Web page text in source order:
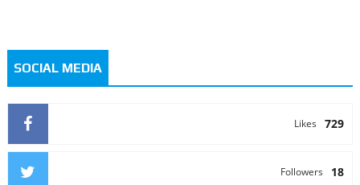
SOCIAL MEDIA
729
Likes
18
Followers